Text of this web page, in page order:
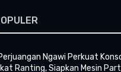
Ngawi Perkuat
Ranting, Siapkan Mesin